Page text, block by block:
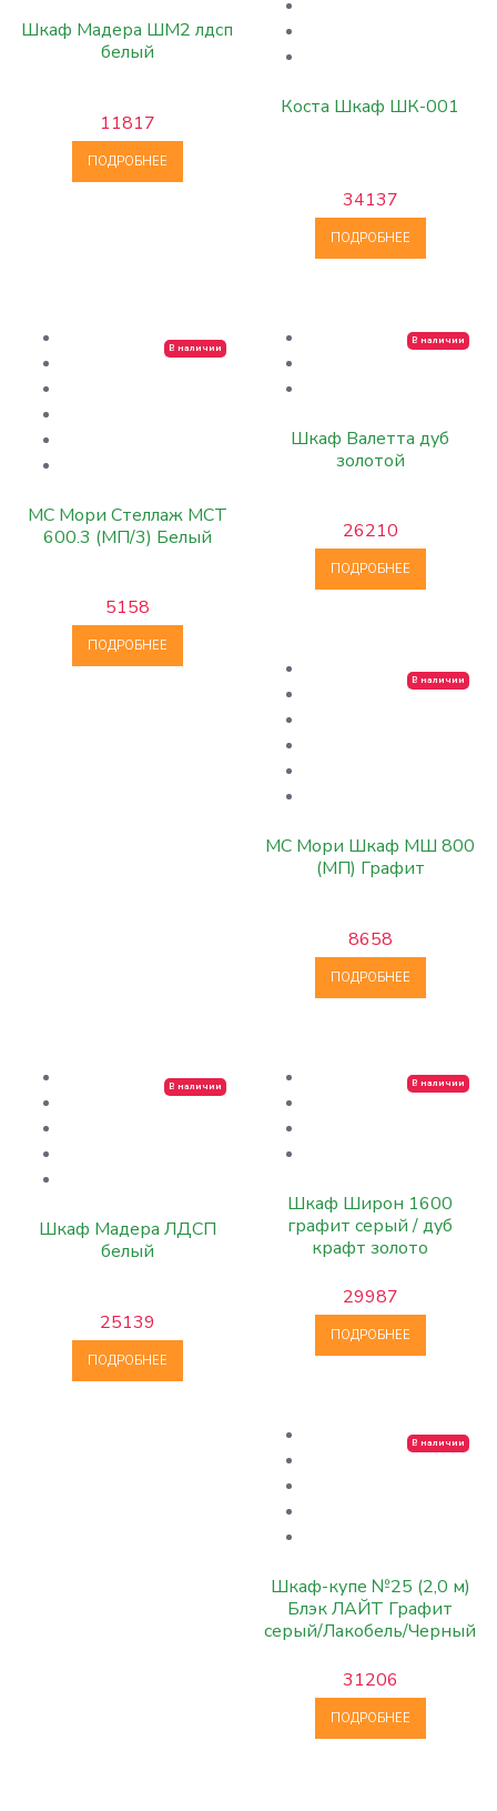
Шкаф Мадера ШМ2 лдсп
белый
11817
ПОДРОБНЕЕ
Коста Шкаф ШК-001
34137
ПОДРОБНЕЕ
В наличии
МС Мори Стеллаж МСТ
600.3 (МП/3) Белый
5158
ПОДРОБНЕЕ
В наличии
Шкаф Валетта дуб
золотой
26210
ПОДРОБНЕЕ
В наличии
МС Мори Шкаф МШ 800
(МП) Графит
8658
ПОДРОБНЕЕ
В наличии
Шкаф Мадера ЛДСП
белый
25139
ПОДРОБНЕЕ
В наличии
Шкаф Широн 1600
графит серый / дуб
крафт золото
29987
ПОДРОБНЕЕ
В наличии
Шкаф-купе №25 (2,0 м)
Блэк ЛАЙТ Графит
серый/Лакобель/Черный
31206
ПОДРОБНЕЕ